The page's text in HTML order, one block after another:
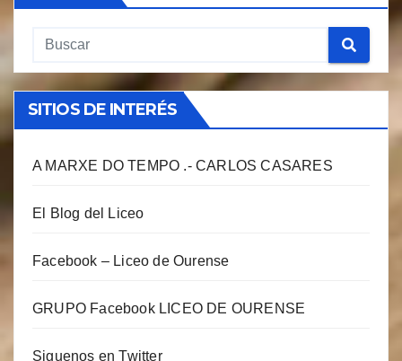
SITIOS DE INTERÉS
A MARXE DO TEMPO .- CARLOS CASARES
El Blog del Liceo
Facebook – Liceo de Ourense
GRUPO Facebook LICEO DE OURENSE
Siguenos en Twitter